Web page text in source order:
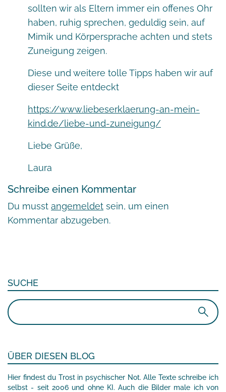
sollten wir als Eltern immer ein offenes Ohr
haben, ruhig sprechen, geduldig sein, auf
Mimik und Körpersprache achten und stets
Zuneigung zeigen.
Diese und weitere tolle Tipps haben wir auf
dieser Seite entdeckt
https://www.liebeserklaerung-an-mein-
kind.de/liebe-und-zuneigung/
Liebe Grüße,
Laura
Schreibe einen Kommentar
Du musst angemeldet sein, um einen
Kommentar abzugeben.
SUCHE
Suchen
nach:
ÜBER DIESEN BLOG
Hier findest du Trost in psychischer Not. Alle Texte schreibe ich
selbst - seit 2006 und ohne KI. Auch die Bilder male ich von